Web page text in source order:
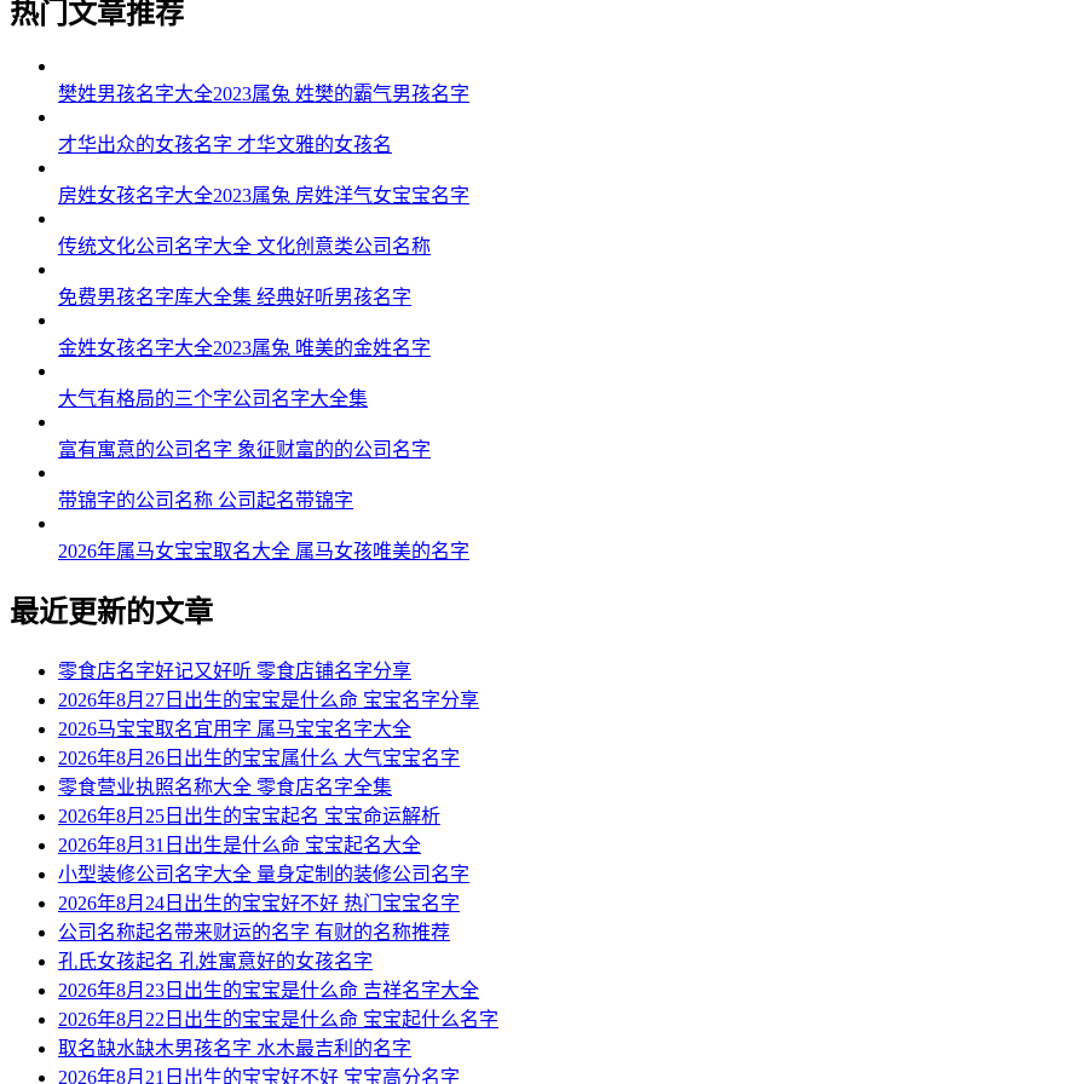
热门文章推荐
樊姓男孩名字大全2023属兔 姓樊的霸气男孩名字
才华出众的女孩名字 才华文雅的女孩名
房姓女孩名字大全2023属兔 房姓洋气女宝宝名字
传统文化公司名字大全 文化创意类公司名称
免费男孩名字库大全集 经典好听男孩名字
金姓女孩名字大全2023属兔 唯美的金姓名字
大气有格局的三个字公司名字大全集
富有寓意的公司名字 象征财富的的公司名字
带锦字的公司名称 公司起名带锦字
2026年属马女宝宝取名大全 属马女孩唯美的名字
最近更新的文章
零食店名字好记又好听 零食店铺名字分享
2026年8月27日出生的宝宝是什么命 宝宝名字分享
2026马宝宝取名宜用字 属马宝宝名字大全
2026年8月26日出生的宝宝属什么 大气宝宝名字
零食营业执照名称大全 零食店名字全集
2026年8月25日出生的宝宝起名 宝宝命运解析
2026年8月31日出生是什么命 宝宝起名大全
小型装修公司名字大全 量身定制的装修公司名字
2026年8月24日出生的宝宝好不好 热门宝宝名字
公司名称起名带来财运的名字 有财的名称推荐
孔氏女孩起名 孔姓寓意好的女孩名字
2026年8月23日出生的宝宝是什么命 吉祥名字大全
2026年8月22日出生的宝宝是什么命 宝宝起什么名字
取名缺水缺木男孩名字 水木最吉利的名字
2026年8月21日出生的宝宝好不好 宝宝高分名字